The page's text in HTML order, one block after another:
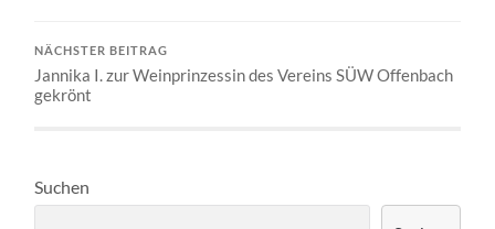
NÄCHSTER BEITRAG
Jannika I. zur Weinprinzessin des Vereins SÜW Offenbach
gekrönt
Suchen